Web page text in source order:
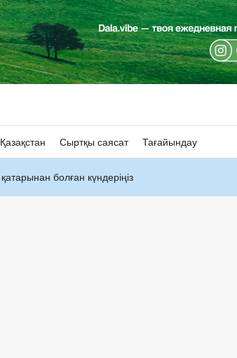
Қазақстан Сыртқы саясат Тағайындау
қатарынан болған күндеріңіз